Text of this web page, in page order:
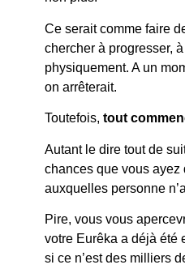
Ce serait comme faire
chercher à progresser,
physiquement. A un
on arrêterait.
Toutefois, tout
Autant le dire tout de
chances que vous ayez
auxquelles personne
Pire, vous vous
votre Eurêka a déjà été
si ce n’est des milliers